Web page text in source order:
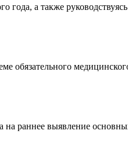
года, а также
обязательного
на раннее выявление